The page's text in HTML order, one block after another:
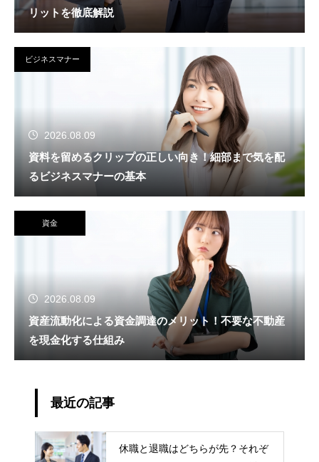
リットを徹底解説
ビジネスマナー
2026.08.09
資料を留めるクリップの正しい向き！細部まで気を配
るビジネスマナーの基本
資金
2026.08.09
資産流動化による資金調達のメリット！不要な不動産
を現金化する仕組み
最近の記事
休職と退職はどちらが先？それぞ